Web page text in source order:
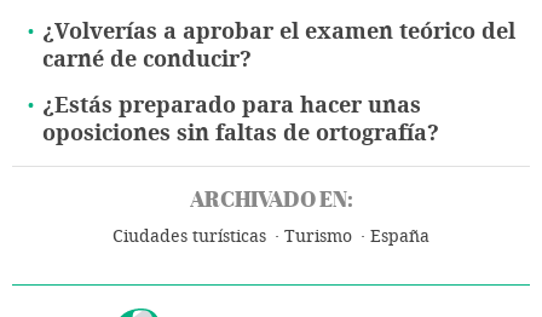
¿Volverías a aprobar el examen teórico del
carné de conducir?
¿Estás preparado para hacer unas
oposiciones sin faltas de ortografía?
ARCHIVADO EN:
Ciudades turísticas Turismo España